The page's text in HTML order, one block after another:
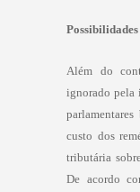
Além do
ignorado pela
custo dos
tributária
De acordo